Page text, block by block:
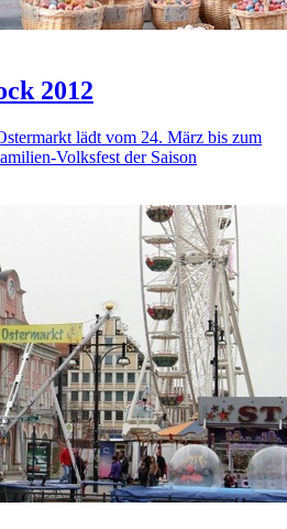
2012
lädt vom 24. März bis zum
Volksfest der Saison